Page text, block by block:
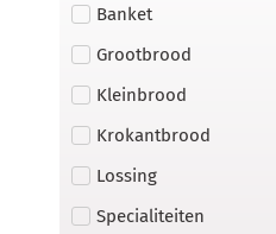
Banket
Grootbrood
Kleinbrood
Krokantbrood
Lossing
Specialiteiten